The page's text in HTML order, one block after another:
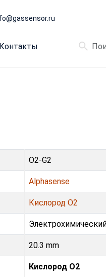
Контакты
O2-G2
Alphasense
Кислород O2
20.3 mm
Кислород O2